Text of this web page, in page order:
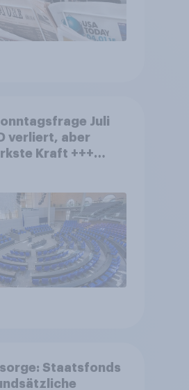
Juli
verliert, aber
Kraft +++
Staatsfonds